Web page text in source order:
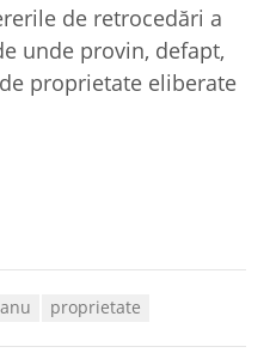
de retrocedări a
unde provin, defapt,
proprietate eliberate
proprietate